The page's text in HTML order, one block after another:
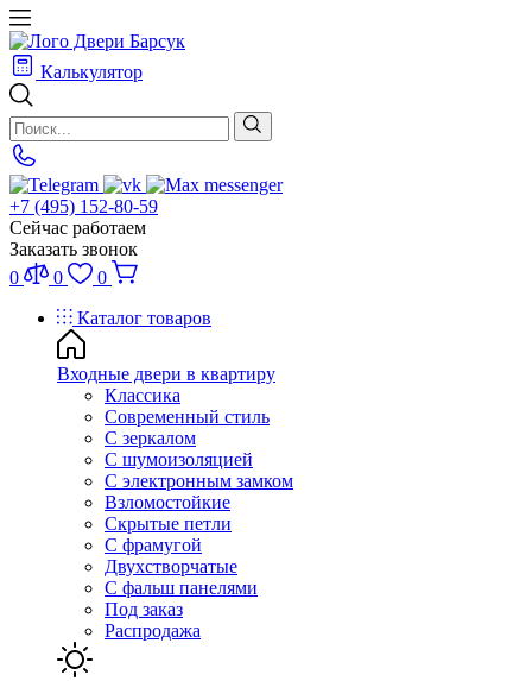
Калькулятор
+7 (495) 152-80-59
Сейчас работаем
Заказать звонок
0
0
0
Каталог товаров
Входные двери в квартиру
Классика
Современный стиль
С зеркалом
С шумоизоляцией
С электронным замком
Взломостойкие
Скрытые петли
С фрамугой
Двухстворчатые
С фальш панелями
Под заказ
Распродажа